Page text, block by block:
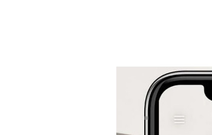
Event-billede